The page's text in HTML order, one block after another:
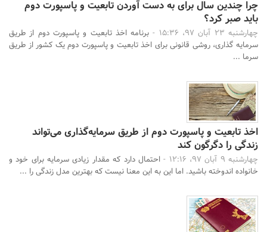
چرا چندین سال برای به دست آوردن تابعیت و پاسپورت دوم
باید صبر کرد؟
چهارشنبه 23 آبان 97، 15:36 -
برنامه اخذ تابعیت و پاسپورت دوم از طریق
سرمایه گذاری، روشی قانونی برای اخذ تابعیت و پاسپورت دوم یک کشور از طریق
سرما ...
اخذ تابعیت و پاسپورت دوم از طریق سرمایه‌گذاری می‌تواند
زندگی را دگرگون کند
چهارشنبه 9 آبان 97، 12:16 -
احتمال دارد که مقدار زیادی سرمایه برای خود و
خانواده اندوخته باشید. اما این به این معنا نیست که بهترین مدل زندگی را ...